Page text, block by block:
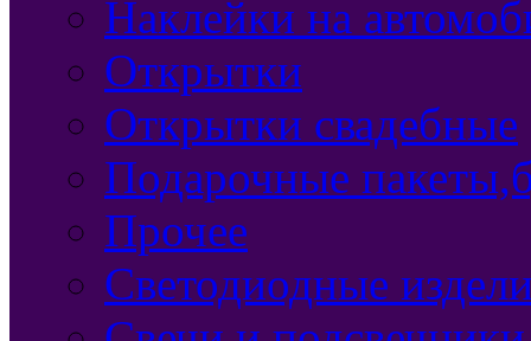
Наклейки на
Открытки
Открытки свадебные
Подарочные
Прочее
Светодиодные